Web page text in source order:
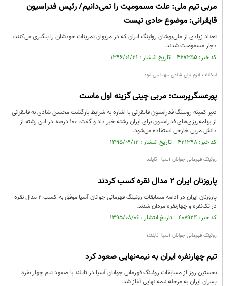
مربی تیم ملی: علت مسمومیت را نمی‌دانیم/ رئیس فدراسیون
قایقرانی: موضوع حادی نیست
تعداد زیادی از ملی‌پوشان روئینگ ایران که در مریوان تمرینات خودشان را پیگیری می‌کنند،
دچار مسمومیت شدند.
کد خبر: ۴۶۷۳۵۵ تاریخ انتشار : ۱۳۹۶/۰۱/۲۱
امکانات لازم برای شادی مهیا می‌شود
پورعسگرپرست: مربی چینی گزینه اول ماست
دبیر کمیته رویینگ فدراسیون قایقرانی با اشاره به شرایط بازگشت محسن شادی به قایقرانی
از برنامه‌ریزی‌های فدراسیون برای ایران رشته خبر داد و گفت: 100 درصد در این رشته از
دانش مربی خارجی استفاده می‌شود.
کد خبر: ۴۲۱۳۹۸ تاریخ انتشار : ۱۳۹۵/۰۹/۱۲
روئینگ قهرمانی جوانان آسیا - تایلند
پاروزنان ایران ۲ مدال نقره کسب کردند
پاروزنان ایران در ادامه مسابقات روئینگ قهرمانی جوانان آسیا موفق به کسب ۲ مدال نقره
در تک‌نفره و چهارنفره مردان شدند.
کد خبر: ۴۰۸۹۲۴ تاریخ انتشار : ۱۳۹۵/۰۸/۰۶
روئینگ قهرمانی جوانان آسیا- تایلند؛
تیم چهارنفره ایران به نیمه‌نهایی صعود کرد
نخستین روز از مسابقات روئینگ قهرمانی جوانان آسیا در تایلند با صعود تیم چهار نفره
پسران ایران به مرحله نیمه نهایی آغاز شد.